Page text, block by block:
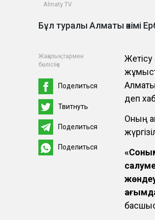
Almaty TV
Бұл туралы Алматы әкімі
Жаңалықтармен
бөлісіңіз
Поделиться
Твитнуть
Поделиться
Поделиться
деп
Оның